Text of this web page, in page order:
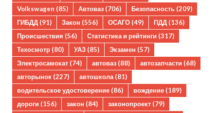
Volkswagen (85) Автоваз (706) Безопасность (209)
ГИБДД (91) Закон (556) ОСАГО (49) ПДД (136)
Происшествия (56) Статистика и рейтинги (317)
Техосмотр (80) УАЗ (85) Экзамен (57)
Электросамокат (74) автоваз (88) автозапчасти (68)
авторынок (227) автошкола(81)
водительское удостоверение (86) вождение (189)
дороги (156) закон (84) законопроект (79)